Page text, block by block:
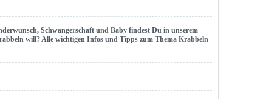
Schwangerschaft und Baby findest Du in unserem
will? Alle wichtigen Infos und Tipps zum Thema Krabbeln